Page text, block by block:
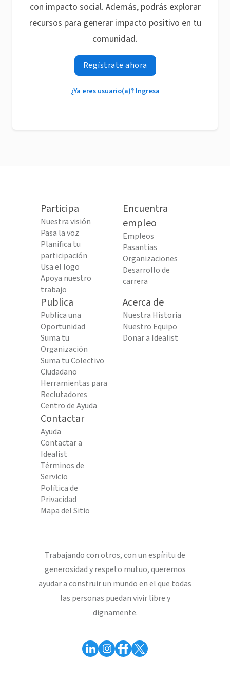
con impacto social. Además, podrás explorar
recursos para generar impacto positivo en tu
comunidad.
Regístrate ahora
¿Ya eres usuario(a)? Ingresa
Participa
Nuestra visión
Pasa la voz
Planifica tu
participación
Usa el logo
Apoya nuestro
trabajo
Encuentra
empleo
Empleos
Pasantías
Organizaciones
Desarrollo de
carrera
Publica
Publica una
Oportunidad
Suma tu
Organización
Suma tu Colectivo
Ciudadano
Herramientas para
Reclutadores
Centro de Ayuda
Acerca de
Nuestra Historia
Nuestro Equipo
Donar a Idealist
Contactar
Ayuda
Contactar a
Idealist
Términos de
Servicio
Política de
Privacidad
Mapa del Sitio
Trabajando con otros, con un espíritu de
generosidad y respeto mutuo, queremos
ayudar a construir un mundo en el que todas
las personas puedan vivir libre y
dignamente.